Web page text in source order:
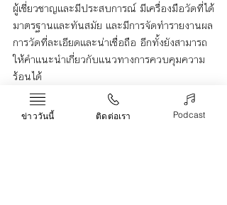
ผู้เชี่ยวชาญและมีประสบการณ์ มีเครื่องมือวัดที่ได้
มาตรฐานและทันสมัย และมีการจัดทำรายงานผล
การวัดที่ละเอียดและน่าเชื่อถือ อีกทั้งยังสามารถ
ให้คำแนะนำเกี่ยวกับแนวทางการควบคุมความ
ร้อนได้
การตรวจวัดความร้อนเป็นวิธีการสำคัญสำหรับ
ข่าววันนี้ ติดต่อเรา Podcast